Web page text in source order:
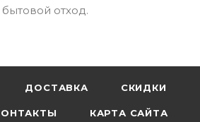
отход.
ДОСТАВКА СКИДКИ
КАРТА САЙТА